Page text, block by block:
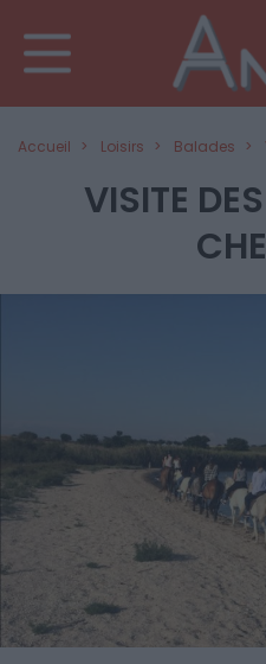
Accueil Loisirs Balades
VISITE